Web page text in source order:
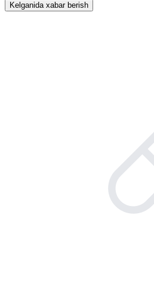
Kelganida xabar berish